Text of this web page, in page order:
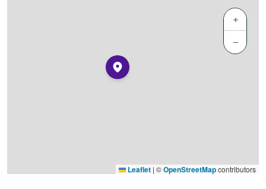
+
−
Leaflet | ©OpenStreetMapcontributors